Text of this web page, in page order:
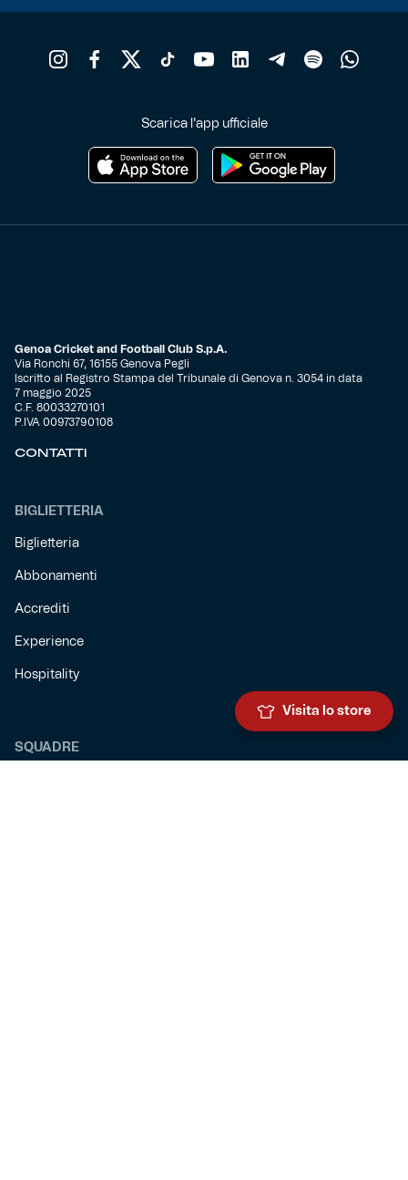
Scarica l'app ufficiale
Genoa Cricket and Football Club S.p.A.
Via Ronchi 67, 16155 Genova Pegli
Iscritto al Registro Stampa del Tribunale di Genova n. 3054 in data
7 maggio 2025
C.F. 80033270101
P.IVA 00973790108
CONTATTI
BIGLIETTERIA
Biglietteria
Abbonamenti
Accrediti
Experience
Hospitality
SQUADRE
Visita lo store